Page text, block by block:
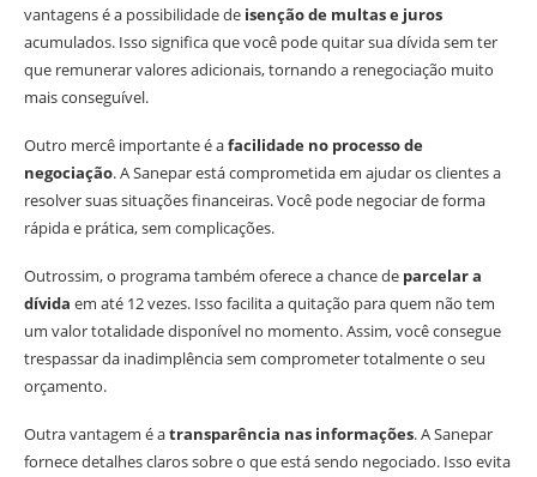
vantagens é a possibilidade de isenção de multas e juros
acumulados. Isso significa que você pode quitar sua dívida sem ter
que remunerar valores adicionais, tornando a renegociação muito
mais conseguível.
Outro mercê importante é afacilidade no processo de
negociação. A Sanepar está comprometida em ajudar os clientes a
resolver suas situações financeiras. Você pode negociar de forma
rápida e prática, sem complicações.
Outrossim, o programa também oferece a chance de parcelar a
dívida em até 12 vezes. Isso facilita a quitação para quem não tem
um valor totalidade disponível no momento. Assim, você consegue
trespassar da inadimplência sem comprometer totalmente o seu
orçamento.
Outra vantagem é atransparência nas informações. A Sanepar
fornece detalhes claros sobre o que está sendo negociado. Isso evita